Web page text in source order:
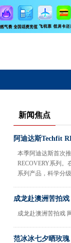
新闻焦点
阿迪达斯Techfit
本季阿迪达斯首次
RECOVERY系列。
系列产品，科学分
成龙赴澳洲苦拍
成龙赴澳洲苦拍戏
范冰冰七夕晒玫